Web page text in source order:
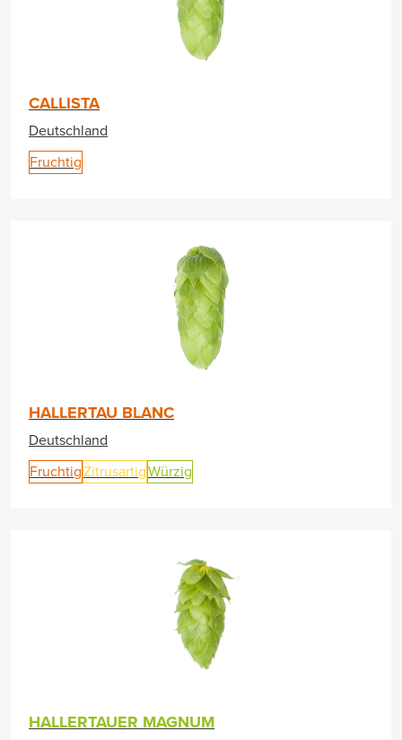
CALLISTA
Deutschland
Fruchtig
HALLERTAU BLANC
Deutschland
FruchtigZitrusartigWürzig
HALLERTAUER MAGNUM